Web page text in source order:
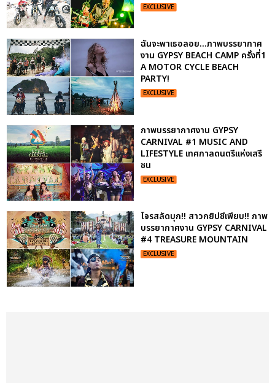
EXCLUSIVE
ฉันจะพาเธอลอย...ภาพบรรยากาศ
งาน GYPSY BEACH CAMP ครั้งที่1
A MOTOR CYCLE BEACH
PARTY!
EXCLUSIVE
ภาพบรรยากาศงาน GYPSY
CARNIVAL #1 MUSIC AND
LIFESTYLE เทศกาลดนตรีแห่งเสรี
ชน
EXCLUSIVE
โจรสลัดบุก!! สาวกยิปซีเพียบ!! ภาพ
บรรยากาศงาน GYPSY CARNIVAL
#4 TREASURE MOUNTAIN
EXCLUSIVE